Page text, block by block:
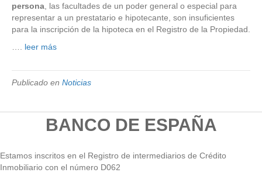
persona , las facultades de un poder general o especial para
representar a un prestatario e hipotecante, son insuficientes
para la inscripción de la hipoteca en el Registro de la Propiedad.
leer más
Publicado en Noticias
BANCO DE ESPAÑA
Estamos inscritos en el Registro de intermediarios de Crédito
Inmobiliario con el número D062